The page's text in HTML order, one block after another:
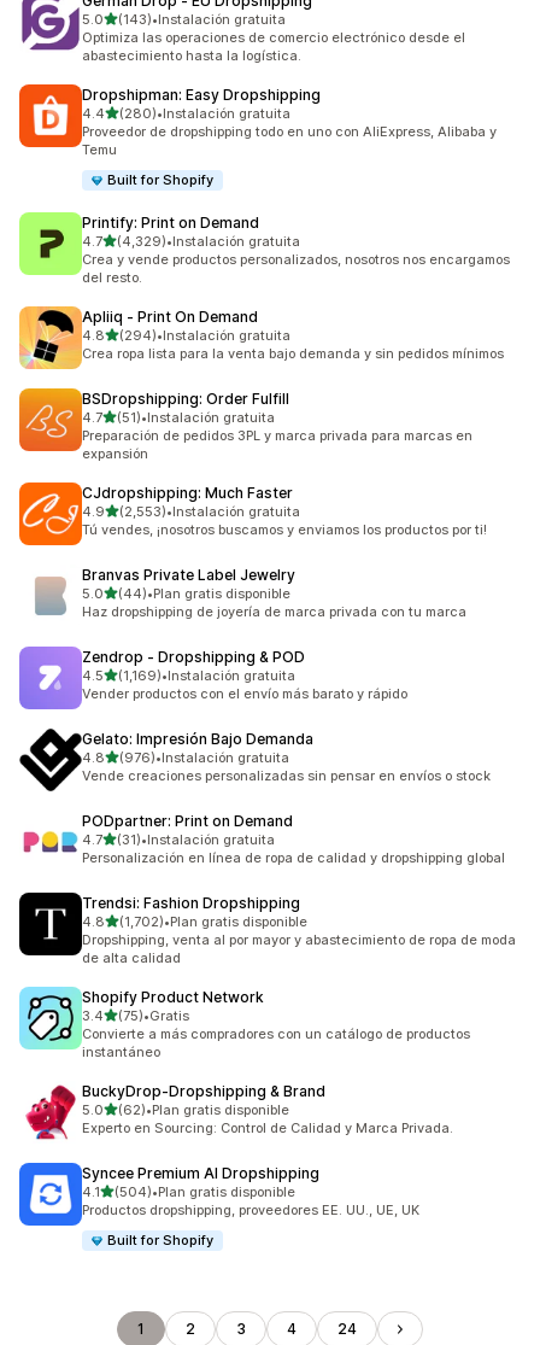
5.0de 5 estrellas
(143)
143 reseñas en total
•Instalación gratuita
Optimiza las operaciones de comercio electrónico desde el
abastecimiento hasta la logística.
Dropshipman: Easy Dropshipping
4.4de 5 estrellas
(280)
280 reseñas en total
•Instalación gratuita
Proveedor de dropshipping todo en uno con AliExpress, Alibaba y
Temu
Built for Shopify
Printify: Print on Demand
4.7de 5 estrellas
(4,329)
4329 reseñas en total
•Instalación gratuita
Crea y vende productos personalizados, nosotros nos encargamos
del resto.
Apliiq ‑ Print On Demand
4.8de 5 estrellas
(294)
294 reseñas en total
•Instalación gratuita
Crea ropa lista para la venta bajo demanda y sin pedidos mínimos
BSDropshipping: Order Fulfill
4.7de 5 estrellas
(51)
51 reseñas en total
•Instalación gratuita
Preparación de pedidos 3PL y marca privada para marcas en
expansión
CJdropshipping: Much Faster
4.9de 5 estrellas
(2,553)
2553 reseñas en total
•Instalación gratuita
Tú vendes, ¡nosotros buscamos y enviamos los productos por ti!
Branvas Private Label Jewelry
5.0de 5 estrellas
(44)
44 reseñas en total
•Plan gratis disponible
Haz dropshipping de joyería de marca privada con tu marca
Zendrop ‑ Dropshipping & POD
4.5de 5 estrellas
(1,169)
1169 reseñas en total
•Instalación gratuita
Vender productos con el envío más barato y rápido
Gelato: Impresión Bajo Demanda
4.8de 5 estrellas
(976)
976 reseñas en total
•Instalación gratuita
Vende creaciones personalizadas sin pensar en envíos o stock
PODpartner: Print on Demand
4.7de 5 estrellas
(31)
31 reseñas en total
•Instalación gratuita
Personalización en línea de ropa de calidad y dropshipping global
Trendsi: Fashion Dropshipping
4.8de 5 estrellas
(1,702)
1702 reseñas en total
•Plan gratis disponible
Dropshipping, venta al por mayor y abastecimiento de ropa de moda
de alta calidad
Shopify Product Network
3.4de 5 estrellas
(75)
75 reseñas en total
•Gratis
Convierte a más compradores con un catálogo de productos
instantáneo
BuckyDrop‑Dropshipping & Brand
5.0de 5 estrellas
(62)
62 reseñas en total
•Plan gratis disponible
Experto en Sourcing: Control de Calidad y Marca Privada.
Syncee Premium AI Dropshipping
4.1de 5 estrellas
(504)
504 reseñas en total
•Plan gratis disponible
Productos dropshipping, proveedores EE. UU., UE, UK
Built for Shopify
1 2 3 4 24